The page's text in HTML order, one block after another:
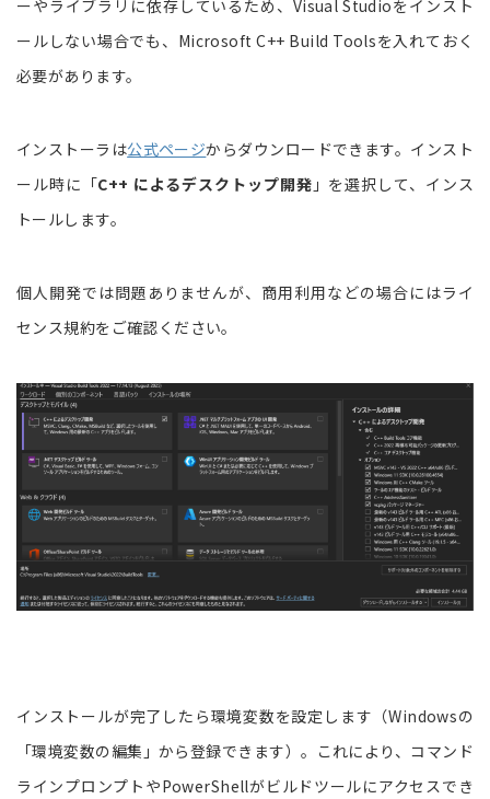
ーやライブラリに依存しているため、Visual Studioをインスト
ールしない場合でも、Microsoft C++ Build Toolsを入れておく
必要があります。
インストーラは公式ページからダウンロードできます。インスト
ール時に「C++ によるデスクトップ開発 」を選択して、インス
トールします。
個人開発では問題ありませんが、商用利用などの場合にはライ
センス規約をご確認ください。
インストールが完了したら環境変数を設定します（Windowsの
「環境変数の編集」から登録できます）。これにより、コマンド
ラインプロンプトやPowerShellがビルドツールにアクセスでき